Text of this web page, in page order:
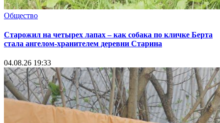
Общество
Старожил на четырех лапах – как собака по кличке Берта
стала ангелом-хранителем деревни Старина
04.08.26 19:33